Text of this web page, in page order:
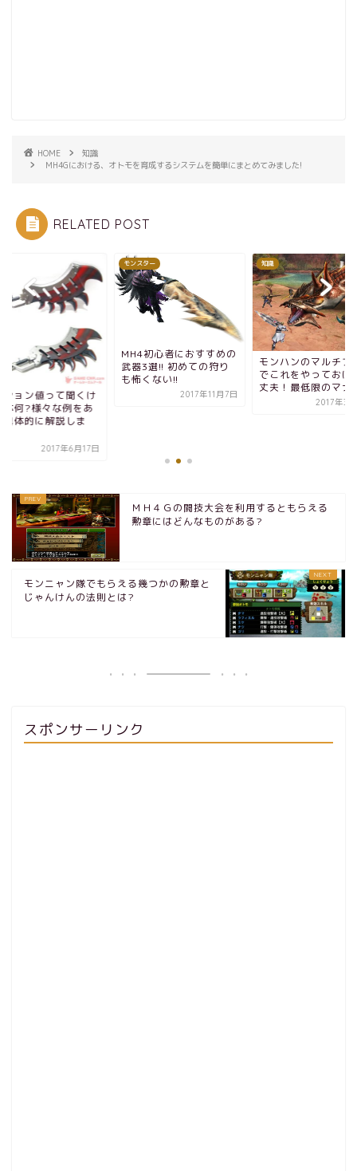
HOME
知識
MH4Gにおける、オトモを育成するシステムを簡単にまとめてみました!
RELATED POST
ション値って聞くけ
体何?様々な例をあ
具体的に解説しま
2017年6月17日
モンスター
MH4初心者におすすめの
武器3選!! 初めての狩り
も怖くない!!
2017年11月7日
知識
モンハンのマルチプ
でこれをやっておけ
丈夫！最低限のマナ
2017年3
ＭＨ４Ｇの闘技大会を利用するともらえる
勲章にはどんなものがある?
モンニャン隊でもらえる幾つかの勲章と
じゃんけんの法則とは?
スポンサーリンク